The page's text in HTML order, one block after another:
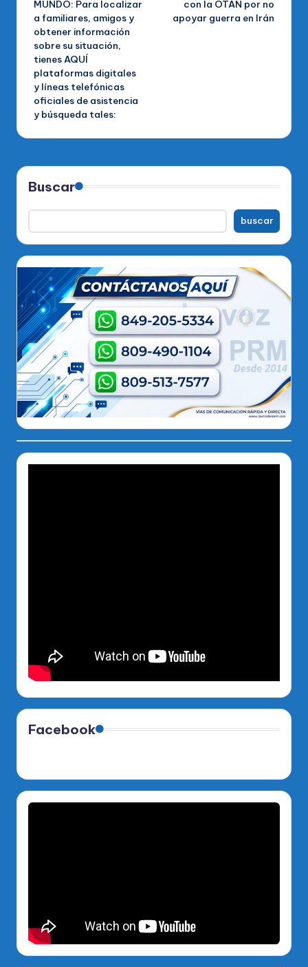
entradas
MUNDO: Para localizar
a familiares, amigos y
obtener información
sobre su situación,
tienes AQUÍ
plataformas digitales
y líneas telefónicas
oficiales de asistencia
y búsqueda tales:
con la OTAN por no
apoyar guerra en Irán
Buscar
buscar
Facebook